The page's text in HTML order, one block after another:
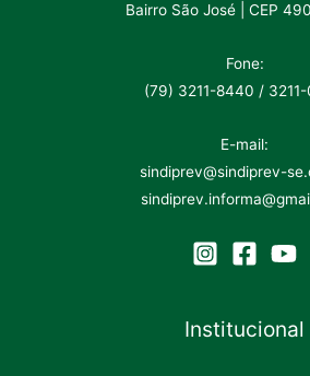
Bairro São José | CEP
Fone:
(79) 3211-8440 /
E-mail:
sindiprev@sindiprev-
Institucional